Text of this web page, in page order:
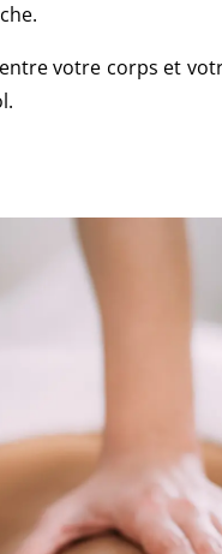
votre corps et